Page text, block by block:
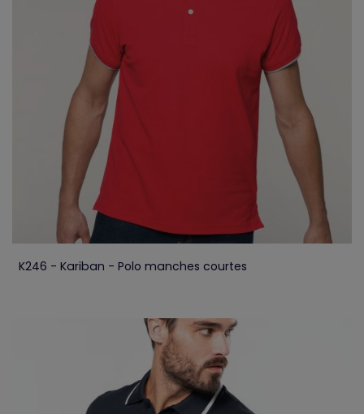
K246 - Kariban - Polo manches courtes